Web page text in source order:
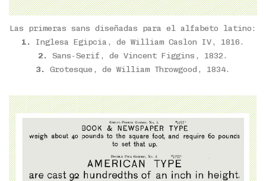
Las primeras sans diseñadas para el alfabeto latino:
1.
Inglesa Egipcia, de William Caslon IV, 1816.
2. Sans-Serif, de Vincent Figgins, 1832.
3. Grotesque, de William Throwgood, 1834.